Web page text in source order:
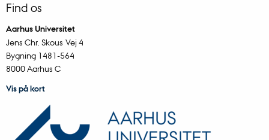
Find os
Aarhus Universitet
Jens Chr. Skous Vej 4
Bygning 1481-564
8000 Aarhus C
Vis på kort